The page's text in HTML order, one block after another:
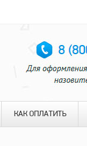
КАК ОПЛАТИТЬ